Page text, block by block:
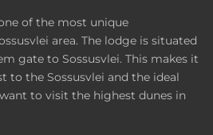
of the most unique
area. The lodge is situated
gate to Sossusvlei. This makes it
to the Sossusvlei and the ideal
to visit the highest dunes in